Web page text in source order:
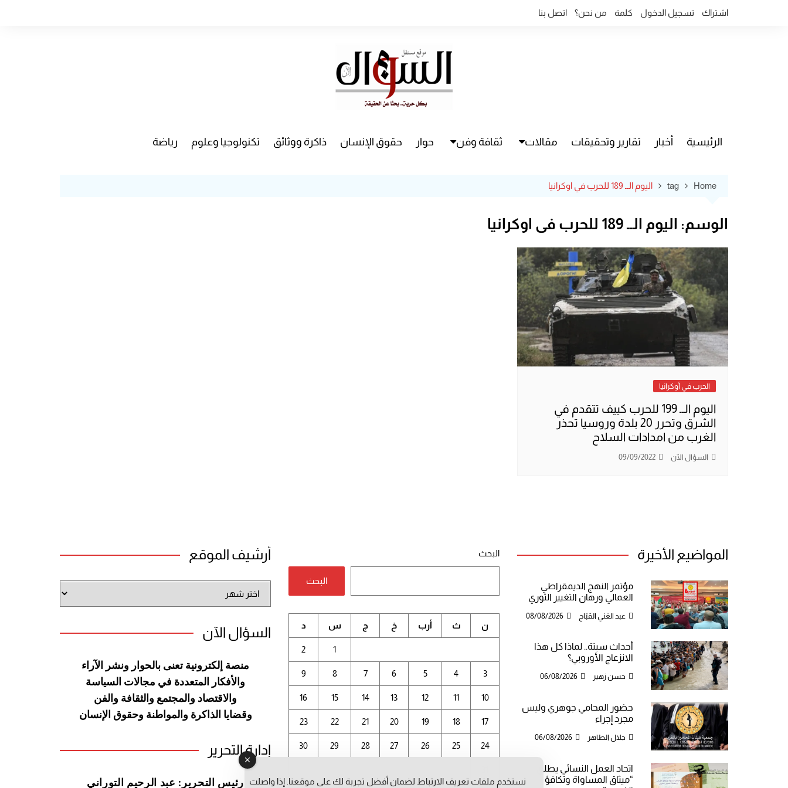
اشتراك تسجيل الدخول كلمة من نحن؟ اتصل بنا
الرئيسية أخبار تقارير وتحقيقات مقالات ثقافة وفن حوار حقوق الإنسان ذاكرة ووثائق تكنولوجيا وعلوم رياضة
Home
tag اليوم الــ 189 للحرب في اوكرانيا
الوسم: اليوم الــ 189 للحرب في اوكرانيا
الحرب في أوكرانيا
اليوم الــ 199 للحرب كييف تتقدم في
الشرق وتحرر 20 بلدة وروسيا تحذر
الغرب من امدادات السلاح
السؤال الآن 09/09/2022
المواضيع الأخيرة
مؤتمر النهج الديمقراطي
العمالي ورهان التغيير الثوري
عبد الغني القبّاج 08/08/2026
أحداث سبتة.. لماذا كل هذا
الانزعاج الأوروبي؟
حسن زهير 06/08/2026
حضور المحامي جوهري وليس
مجرد إجراء
جلال الطاهر 06/08/2026
اتحاد العمل النسائي يطلق
“ميثاق المساواة وتكافؤ
البحث
البحث
ن ث أرب خ ج س د
1
2
3
4
5
6
7
8
9
10
11
12
13
14
15
16
17
18
19
20
21
22
23
24
25
26
27
28
29
30
أرشيف الموقع
الموقع
السؤال الآن
منصة إلكترونية تعنى بالحوار ونشر
الآراء
والأفكار المتعددة في مجالات السياسة
والاقتصاد والمجتمع والثقافة والفن
وقضايا الذاكرة والمواطنة وحقوق الإنسان
إدارة التحرير
رئيس التحرير: عبد الرحيم التوراني نستخدم ملفات تعريف الارتباط لضمان أفضل تجربة لك على موقعنا. إذا واصلت